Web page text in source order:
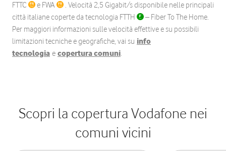
FTTC
e FWA
. Velocità 2,5 Gigabit/s disponibile nelle principali
città italiane coperte da tecnologia FTTH
– Fiber To The Home.
Per maggiori informazioni sulle velocità effettive e su possibili
limitazioni tecniche e geografiche, vai su info
tecnologia e copertura comuni.
Scopri la copertura Vodafone nei
comuni vicini